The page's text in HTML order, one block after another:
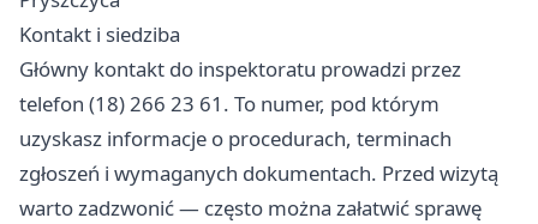
Kontakt i siedziba
Główny kontakt do inspektoratu prowadzi przez
telefon (18) 266 23 61. To numer, pod którym
uzyskasz informacje o procedurach, terminach
zgłoszeń i wymaganych dokumentach. Przed wizytą
warto zadzwonić — często można załatwić sprawę